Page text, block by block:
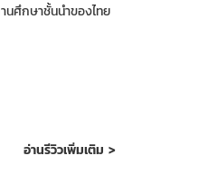
นศึกษาชั้นนำของไทย
อ่านรีวิวเพิ่มเติม >